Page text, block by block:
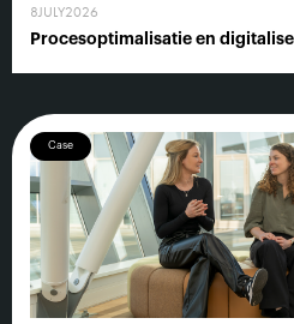
8JULY2026
Procesoptimalisatie en
Case